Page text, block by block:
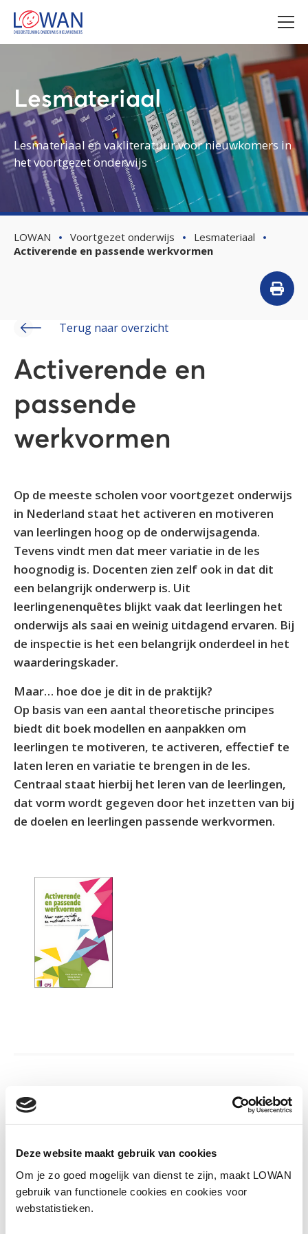
Deze website maakt gebruik van cookies
Om je zo goed mogelijk van dienst te zijn, maakt LOWAN
gebruik van functionele cookies en cookies voor
webstatistieken.
Lesmateriaal
Lesmateriaal en vakliteratuur voor nieuwkomers in
het voortgezet onderwijs
LOWAN Voortgezet onderwijs
Lesmateriaal
Activerende en passende werkvormen
Terug naar overzicht
Activerende en
passende
werkvormen
Op de meeste scholen voor voortgezet onderwijs
in Nederland staat het activeren en motiveren
van leerlingen hoog op de onderwijsagenda.
Tevens vindt men dat meer variatie in de les
hoognodig is. Docenten zien zelf ook in dat dit
een belangrijk onderwerp is. Uit
leerlingenenquêtes blijkt vaak dat leerlingen het
onderwijs als saai en weinig uitdagend ervaren. Bij
de inspectie is het een belangrijk onderdeel in het
waarderingskader.
Maar… hoe doe je dit in de praktijk?
Op basis van een aantal theoretische principes
biedt dit boek modellen en aanpakken om
leerlingen te motiveren, te activeren, effectief te
laten leren en variatie te brengen in de les.
Centraal staat hierbij het leren van de leerlingen,
dat vorm wordt gegeven door het inzetten van bij
de doelen en leerlingen passende werkvormen.
Informatie
en Bert Moonen
Uitgever: CPS uitgeverij
Jaar van uitgave: 2017